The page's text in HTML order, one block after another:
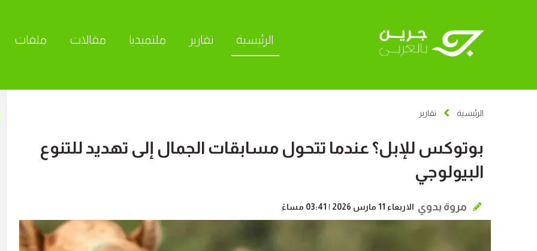
الرئيسية تقارير ملتميديا مقالات ملفات
الرئيسية تقارير
بوتوكس للإبل؟ عندما تتحول مسابقات الجمال إلى تهديد للتنوع
البيولوجي
مروة بدوي الاربعاء 11 مارس 2026 | 03:41 مساءً